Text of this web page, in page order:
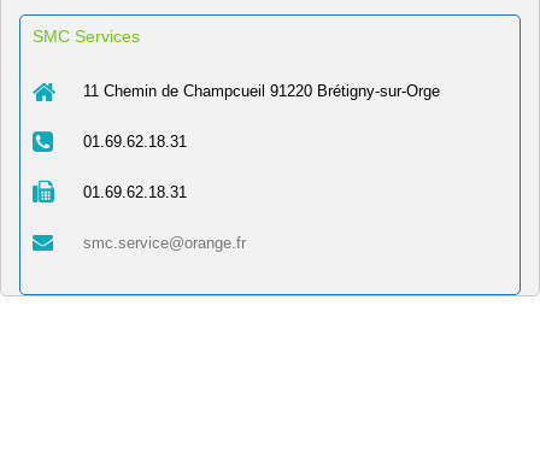
SMC Services
11 Chemin de Champcueil 91220 Brétigny-sur-Orge
01.69.62.18.31
01.69.62.18.31
smc.service@orange.fr